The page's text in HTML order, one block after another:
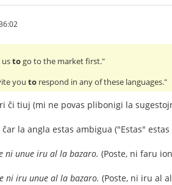
ustogo to the market first."
youto respond in any of these languages."
ĉi tiuj (mi ne povas plibonigi la
ĉar la angla estas ambigua ("Estas"
ni unue iru al la bazaro. (Poste, ni faru
ni iru unue al la bazaro. (Poste, ni iru al